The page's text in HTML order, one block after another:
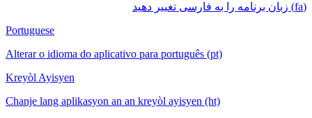
(fa) زبان برنامه را به فارسی تغییر دهید
Portuguese
Alterar o idioma do aplicativo para português (pt)
Kreyòl Ayisyen
Chanje lang aplikasyon an an kreyòl ayisyen (ht)